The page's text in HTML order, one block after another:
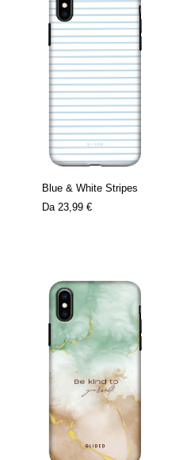
Blue & White Stripes
Da 23,99 €